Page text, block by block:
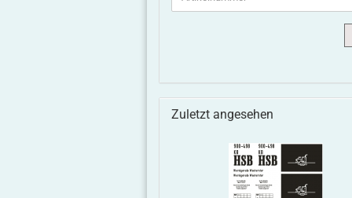
Zuletzt angesehen